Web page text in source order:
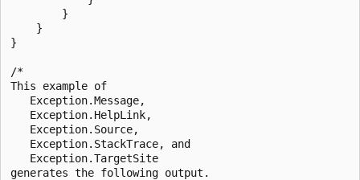
        }
    }
}
/*
This example of
   Exception.Message,
   Exception.HelpLink,
   Exception.Source,
   Exception.StackTrace, and
   Exception.TargetSite
generates the following output.